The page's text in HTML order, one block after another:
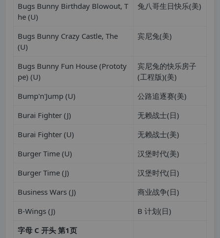
Bugs Bunny Birthday Blowout, T
he (U)
兔八哥生日快乐(美)
Bugs Bunny Crazy Castle, The
(U)
宾尼兔(美)
Bugs Bunny Fun House (Prototy
pe) (U)
宾尼兔的快乐房子
(工程版)(美)
Bump'n'Jump (U)
公路追逐赛(美)
Burai Fighter (J)
无赖战士(日)
Burai Fighter (U)
无赖战士(美)
Burger Time (U)
汉堡时代(美)
Burger Time (J)
汉堡时代(日)
Business Wars (J)
商业战争(日)
B-Wings (J)
B 计划(日)
字母 C 开头 第1页